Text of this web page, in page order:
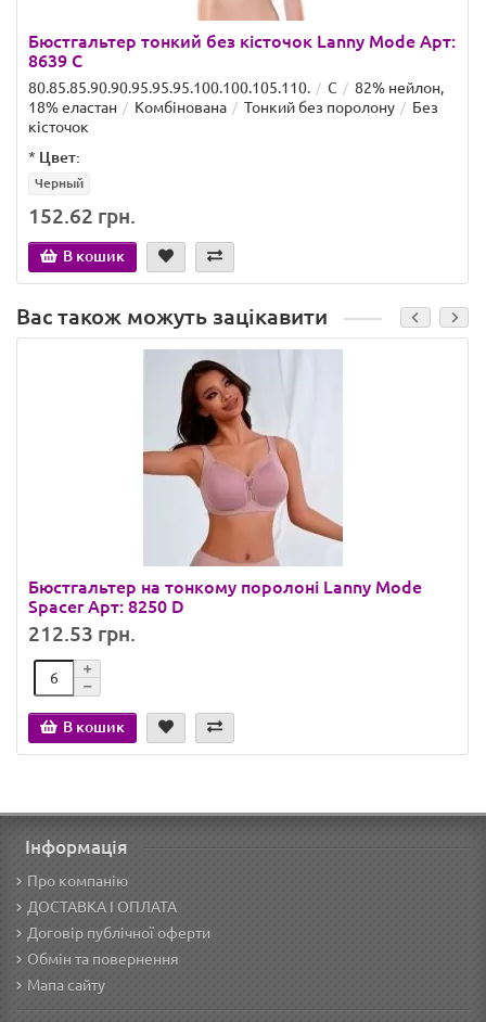
Бюстгальтер тонкий без кісточок Lanny Mode Арт:
8639 C
80.85.85.90.90.95.95.95.100.100.105.110. C
82% нейлон,
18% еластан
Комбінована Тонкий без поролону
Без
кісточок
* Цвет:
Черный
152.62 грн.
В кошик
Вас також можуть зацікавити
Бюстгальтер на тонкому поролоні Lanny Mode
Spacer Арт: 8250 D
212.53 грн.
В кошик
Інформація
Про компанію
ДОСТАВКА І ОПЛАТА
Договір публічної оферти
Обмін та повернення
Мапа сайту